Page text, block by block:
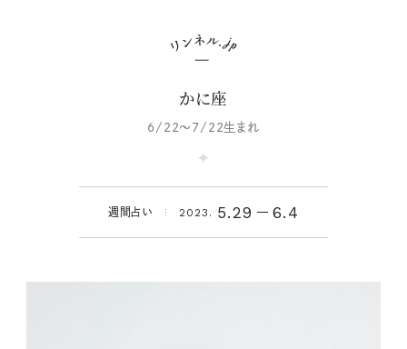
かに座
6/22～7/22生まれ
週間占い 2023. 5.29 6.4